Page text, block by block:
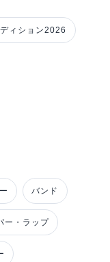
ィション2026
バンド
ー・ラップ